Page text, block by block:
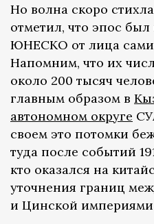
Но волна скоро
отметил, что эпос
ЮНЕСКО от лица
Напомним, что их
около 200 тысяч
главным образом в
автономном округе
своем это потомки
туда после событий
кто оказался на
уточнения границ
и Цинской империями